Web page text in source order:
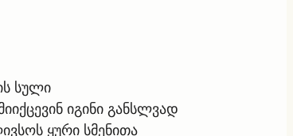
სული
იგინი განსლვად
ყური სმენითა